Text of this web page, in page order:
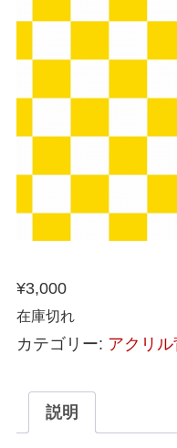
¥3,000
在庫切れ
カテゴリー: アクリ
説明